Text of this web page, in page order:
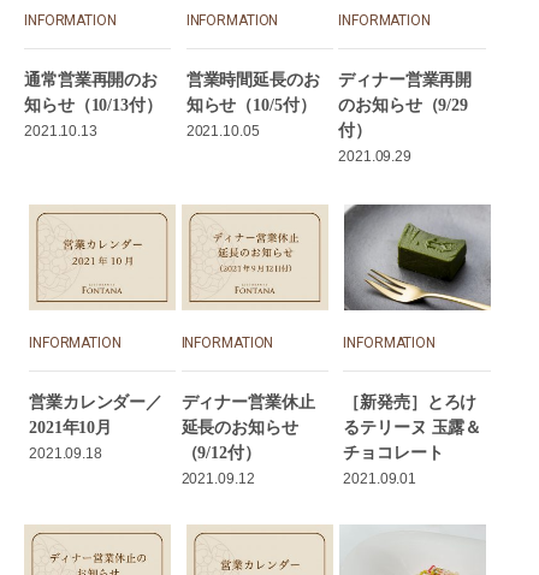
INFORMATION
通常営業再開のお
知らせ（10/13付）
2021.10.13
INFORMATION
営業時間延長のお
知らせ（10/5付）
2021.10.05
INFORMATION
ディナー営業再開
のお知らせ（9/29
付）
2021.09.29
INFORMATION
営業カレンダー／
2021年10月
2021.09.18
INFORMATION
ディナー営業休止
延長のお知らせ
（9/12付）
2021.09.12
INFORMATION
［新発売］とろけ
るテリーヌ 玉露＆
チョコレート
2021.09.01